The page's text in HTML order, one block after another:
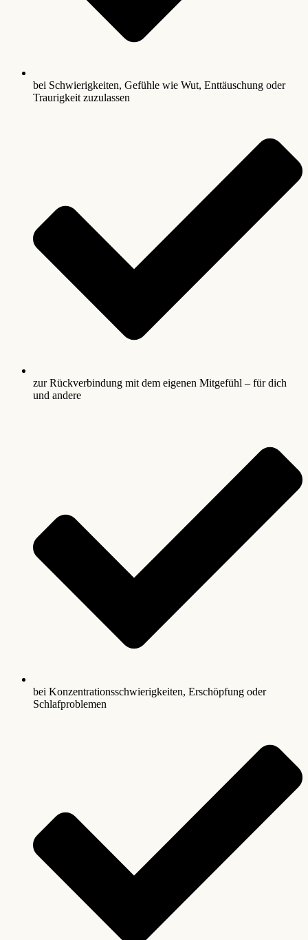
bei Schwierigkeiten, Gefühle wie Wut, Enttäuschung oder
Traurigkeit zuzulassen
zur Rückverbindung mit dem eigenen Mitgefühl – für dich
und andere
bei Konzentrationsschwierigkeiten, Erschöpfung oder
Schlafproblemen